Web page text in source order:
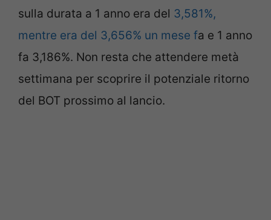
sulla durata a 1 anno era del 3,581%,
mentre era del 3,656% un mese fa e 1 anno
fa 3,186%. Non resta che attendere metà
settimana per scoprire il potenziale ritorno
del BOT prossimo al lancio.